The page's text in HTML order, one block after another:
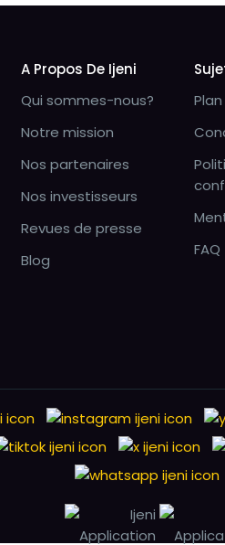
A Propos De Ijeni
Qui sommes-nous?
Notre mission
Nos partenaires
Nos investisseurs
Revues de presse
Blog
FAQ